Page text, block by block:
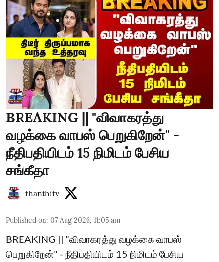
BREAKING || "விவாகரத்து
வழக்கை வாபஸ் பெறுகிறேன்" -
நீதிபதியிடம் 15 நிமிடம் பேசிய
சங்கீதா
thanthitv
Published on: 07 Aug 2026, 11:05 am
BREAKING || "விவாகரத்து வழக்கை வாபஸ்
பெறுகிறேன்" - நீதிபதியிடம் 15 நிமிடம் பேசிய